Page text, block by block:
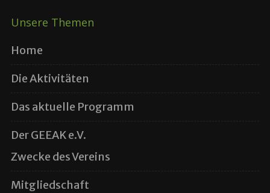
Unsere Themen
Home
Die Aktivitäten
Das aktuelle Programm
Der GEEAK e.V.
Zwecke des Vereins
Mitgliedschaft